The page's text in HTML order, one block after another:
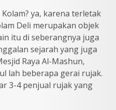
ya, karena terletak
Deli merupakan objek
itu di seberangnya juga
sejarah yang juga
Raya Al-Mashun,
lah beberapa gerai rujak.
3-4 penjual rujak yang